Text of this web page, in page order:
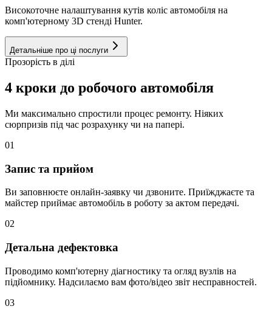
Високоточне налаштування кутів коліс автомобіля на
комп'ютерному 3D стенді Hunter.
Детальніше про ці послуги
Прозорість в ділі
4 кроки до робочого автомобіля
Ми максимально спростили процес ремонту. Ніяких
сюрпризів під час розрахунку чи на папері.
01
Запис та прийом
Ви заповнюєте онлайн-заявку чи дзвоните. Приїжджаєте та
майстер приймає автомобіль в роботу за актом передачі.
02
Детальна дефектовка
Проводимо комп'ютерну діагностику та огляд вузлів на
підйомнику. Надсилаємо вам фото/відео звіт несправностей.
03